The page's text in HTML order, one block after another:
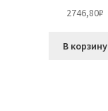
2746,80₽
В корзину